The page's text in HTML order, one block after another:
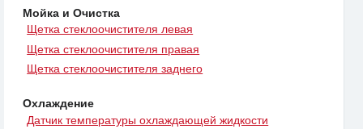
Мойка и Очистка
Щетка стеклоочистителя левая
Щетка стеклоочистителя правая
Щетка стеклоочистителя заднего
Охлаждение
Датчик температуры охлаждающей жидкости